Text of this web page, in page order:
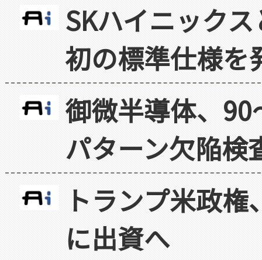
SKハイニック
初の標準仕様を
御微半導体、
パターン欠陥検
トランプ米政
に出資へ